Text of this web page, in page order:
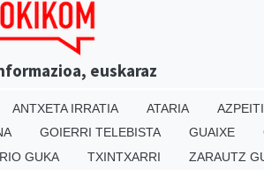
euskaraz
ANTXETA IRRATIA ATARIA
GOIERRI TELEBISTA GUAIXE
GUKA TXINTXARRI ZARAUTZ